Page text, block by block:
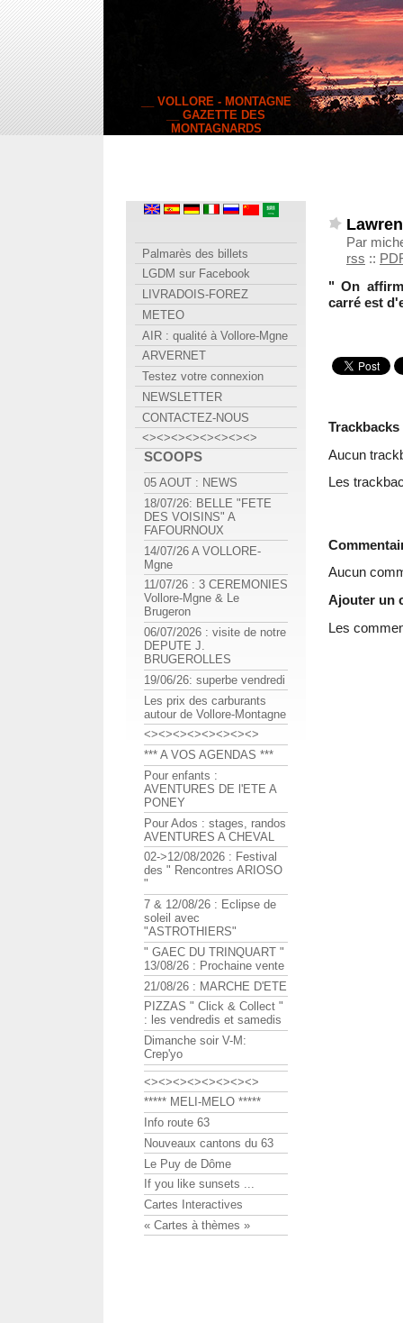
__ VOLLORE - MONTAGNE
__ GAZETTE DES
MONTAGNARDS
Par
rss ::
" On
carré est
Trackbacks
Aucun
Les
Aucun
Ajouter un
Les
Palmarès des billets
LGDM sur Facebook
LIVRADOIS-FOREZ
METEO
AIR : qualité à Vollore-Mgne
ARVERNET
Testez votre connexion
NEWSLETTER
CONTACTEZ-NOUS
<><><><><><><><>
SCOOPS
05 AOUT : NEWS
18/07/26: BELLE "FETE
DES VOISINS" A
FAFOURNOUX
14/07/26 A VOLLORE-
Mgne
11/07/26 : 3 CEREMONIES
Vollore-Mgne & Le
Brugeron
06/07/2026 : visite de notre
DEPUTE J.
BRUGEROLLES
19/06/26: superbe vendredi
Les prix des carburants
autour de Vollore-Montagne
<><><><><><><><>
*** A VOS AGENDAS ***
Pour enfants :
AVENTURES DE l'ETE A
PONEY
Pour Ados : stages, randos
AVENTURES A CHEVAL
02->12/08/2026 : Festival
des " Rencontres ARIOSO
"
7 & 12/08/26 : Eclipse de
soleil avec
"ASTROTHIERS"
" GAEC DU TRINQUART "
13/08/26 : Prochaine vente
21/08/26 : MARCHE D'ETE
PIZZAS " Click & Collect "
: les vendredis et samedis
Dimanche soir V-M:
Crep'yo
<><><><><><><><>
***** MELI-MELO *****
Info route 63
Nouveaux cantons du 63
Le Puy de Dôme
If you like sunsets ...
Cartes Interactives
« Cartes à thèmes »